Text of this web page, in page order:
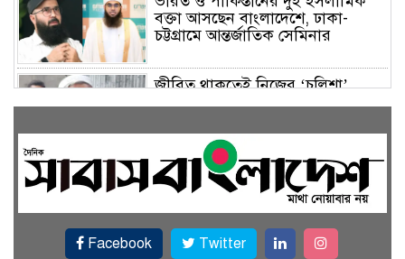
বক্তা আসছেন বাংলাদেশে, ঢাকা-
চট্টগ্রামে আন্তর্জাতিক সেমিনার
জীবিত থাকতেই নিজের ‘চল্লিশা’
করলেন বৃদ্ধ, খেলেন ২ হাজার মানুষ
বালিয়াকান্দিতে উপজেলা প্রশাসনের
আয়োজনে জুলাই গণঅভ্যুত্থান দিবস
একই জমিতে ধান, পাট, মাছ ও সবজি
Facebook
Twitter